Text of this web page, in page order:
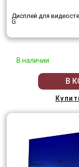
Дисплей для
G
В наличии
В